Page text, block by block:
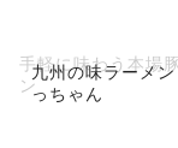
九州の味ラーメ
っちゃん
手軽に味わう本場
ン